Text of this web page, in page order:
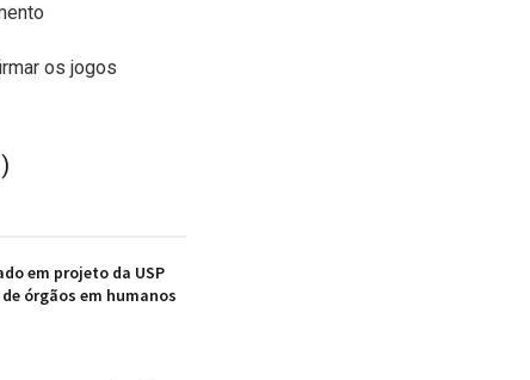
os jogos
em projeto da USP
órgãos em humanos